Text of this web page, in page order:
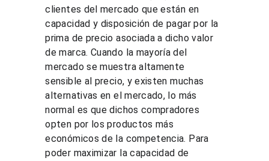
clientes del mercado que están en
capacidad y disposición de pagar por la
prima de precio asociada a dicho valor
de marca. Cuando la mayoría del
mercado se muestra altamente
sensible al precio, y existen muchas
alternativas en el mercado, lo más
normal es que dichos compradores
opten por los productos más
económicos de la competencia. Para
poder maximizar la capacidad de